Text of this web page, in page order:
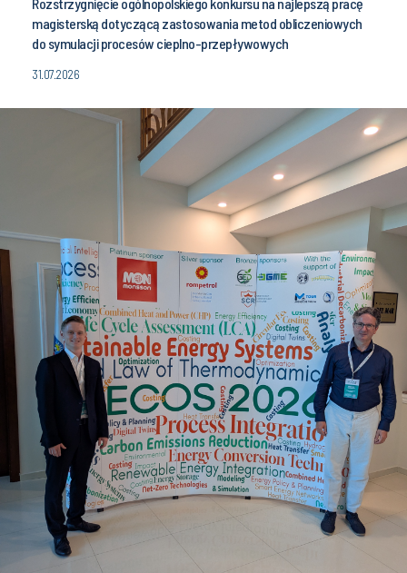
magisterską dotyczącą zastosowania metod obliczeniowych
do symulacji procesów cieplno-przepływowych